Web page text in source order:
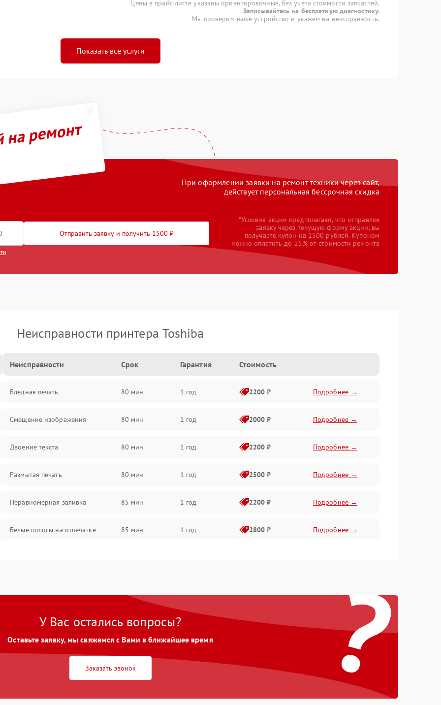
Цены в прайс-листе указаны ориентировочные, без учета стоимости запчастей.
Записывайтесь на бесплатную диагностику.
Мы проверим ваше устройство и укажем на неисправность.
Показать все услуги
ремонт
При оформлении заявки на ремонт техники через сайт,
действует персональная бессрочная скидка
Отправить заявку и получить 1500 ₽
*Условия акции предполагают, что отправляя
заявку через текущую форму акции, вы
получаете купон на 1500 рублей. Купоном
можно оплатить до 25% от стоимости ремонта
Неисправности принтера Toshiba
Неисправности Срок Гарантия Стоимость
Бледная печать 80 мин 1 год 2200 ₽ Подробнее →
Смещение изображения 80 мин 1 год 2000 ₽ Подробнее →
Двоение текста 80 мин 1 год 2200 ₽ Подробнее →
Размытая печать 80 мин 1 год 2500 ₽ Подробнее →
Неравномерная заливка 85 мин 1 год 2200 ₽ Подробнее →
Белые полосы на отпечатке 85 мин 1 год 2800 ₽ Подробнее →
?
У Вас остались вопросы?
Оставьте заявку, мы свяжемся с Вами в ближайшее время
Заказать звонок